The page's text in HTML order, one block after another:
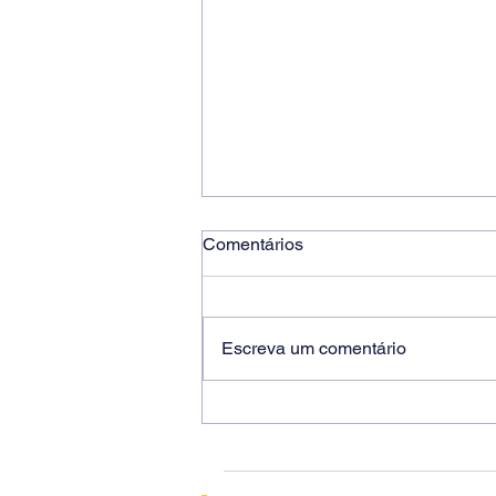
Comentários
Escreva um comentário